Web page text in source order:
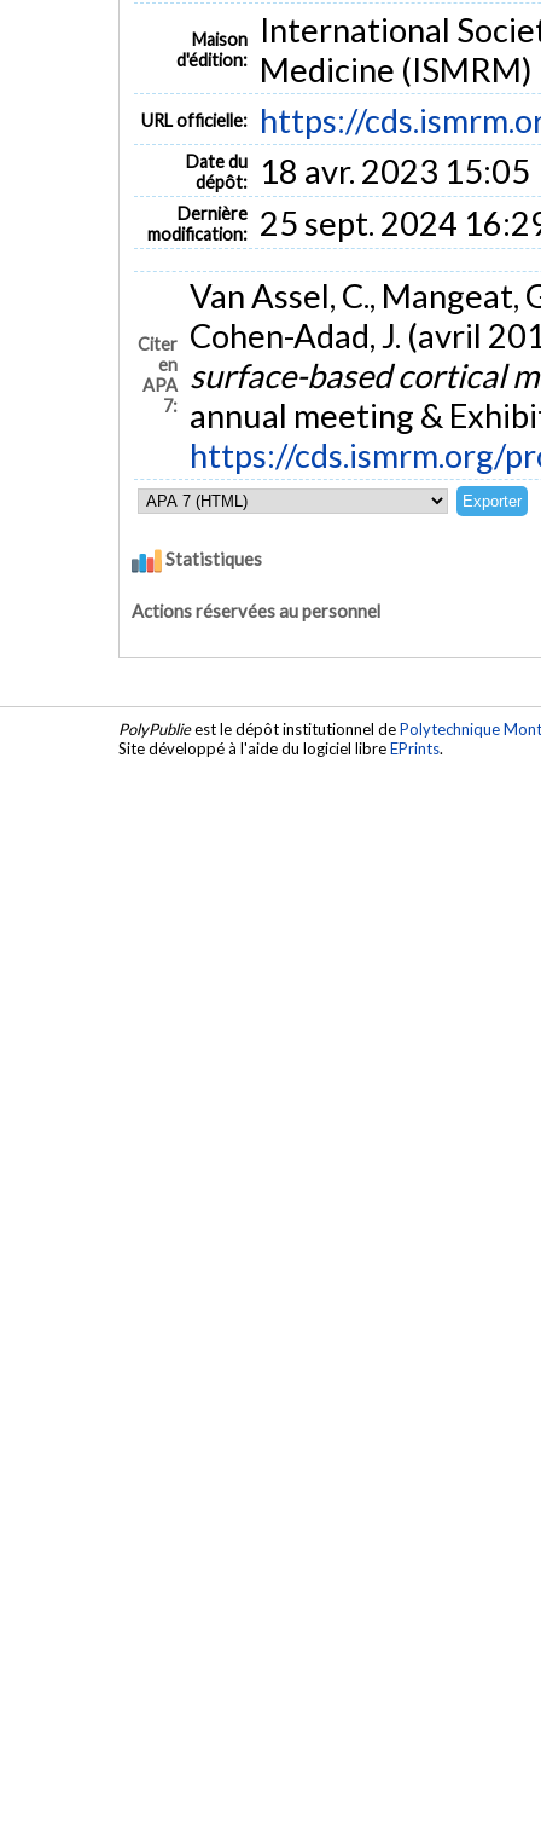
Maison
d'édition:
International
Medicine (ISMRM)
URL officielle: https://
Date du
dépôt:
18 avr. 2023 15:05
Dernière
modification:
25 sept. 2024
Citer
en
APA
7:
Van Assel, C., Mangeat,
Cohen-Adad, J. (avril
surface-based cortical
annual meeting &
https://cds.ismrm.org/
Statistiques
Actions réservées au personnel
PolyPublieest le dépôt institutionnel dePolytechnique
Site développé à l'aide du logiciel libreEPrints.